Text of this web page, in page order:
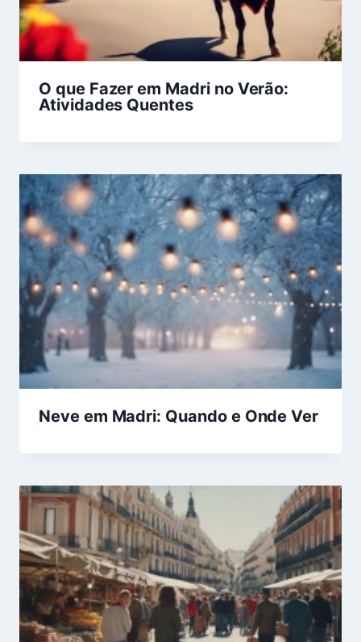
O que Fazer em Madri no Verão:
Atividades Quentes
Neve em Madri: Quando e Onde Ver